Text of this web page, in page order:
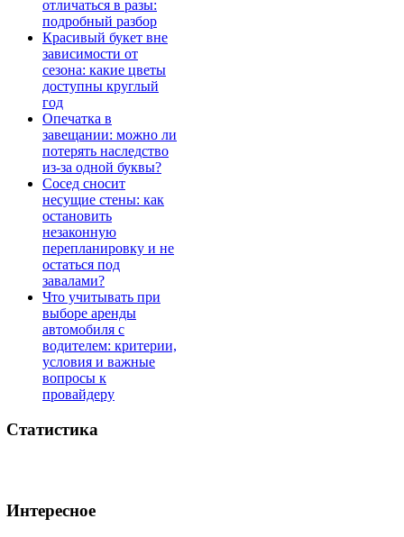
отличаться в разы:
подробный разбор
Красивый букет вне
зависимости от
сезона: какие цветы
доступны круглый
год
Опечатка в
завещании: можно ли
потерять наследство
из-за одной буквы?
Сосед сносит
несущие стены: как
остановить
незаконную
перепланировку и не
остаться под
завалами?
Что учитывать при
выборе аренды
автомобиля с
водителем: критерии,
условия и важные
вопросы к
провайдеру
Статистика
Интересное